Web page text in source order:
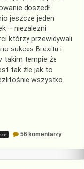
doszedł
jeszcze jeden
– niezależni
którzy przewidywali
sukces Brexitu i
takim tempie że
tak źle jak to
wszystko
56 komentarzydo
Italeave